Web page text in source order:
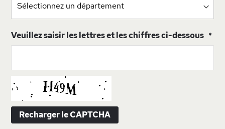
Veuillez saisir les lettres et les chiffres ci-dessous
Recharger le CAPTCHA